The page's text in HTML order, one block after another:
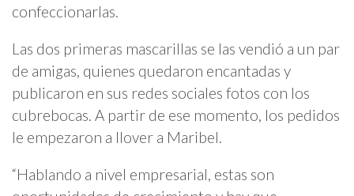
confeccionarlas.
Las dos primeras mascarillas se las vendió a un par
de amigas, quienes quedaron encantadas y
publicaron en sus redes sociales fotos con los
cubrebocas. A partir de ese momento, los pedidos
le empezaron a llover a Maribel.
“Hablando a nivel empresarial, estas son